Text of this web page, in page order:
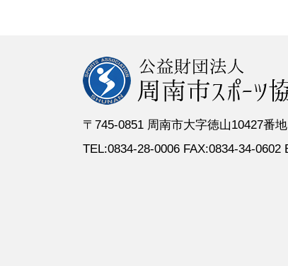
〒745-0851 周南市大字徳山10427番
TEL:0834-28-0006 FAX:0834-34-